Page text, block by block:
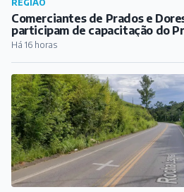
REGIÃO
Comerciantes de Prados e
participam de capacitação do
Há 16 horas